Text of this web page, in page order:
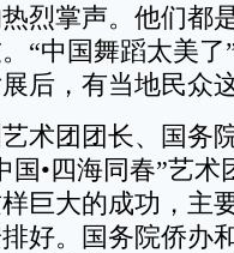
烈掌声。他们都
“中国舞蹈太美
后，有当地民众
团团长、国务
国•四海同春”艺
巨大的成功，主
好。国务院侨办